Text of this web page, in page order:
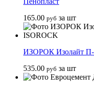
165.00 руб за шт
ИЗОРОК Изолайт П-
535.00 руб за шт